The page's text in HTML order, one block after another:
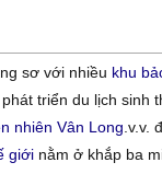
sơ với nhiều khu
triển du lịch sinh
nhiên Vân Long .v.v.
giới nằm ở khắp ba